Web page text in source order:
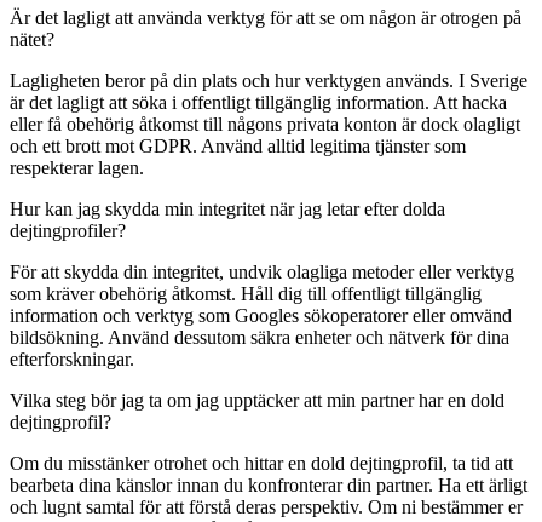
Är det lagligt att använda verktyg för att se om någon är otrogen på
nätet?
Lagligheten beror på din plats och hur verktygen används. I Sverige
är det lagligt att söka i offentligt tillgänglig information. Att hacka
eller få obehörig åtkomst till någons privata konton är dock olagligt
och ett brott mot GDPR. Använd alltid legitima tjänster som
respekterar lagen.
Hur kan jag skydda min integritet när jag letar efter dolda
dejtingprofiler?
För att skydda din integritet, undvik olagliga metoder eller verktyg
som kräver obehörig åtkomst. Håll dig till offentligt tillgänglig
information och verktyg som Googles sökoperatorer eller omvänd
bildsökning. Använd dessutom säkra enheter och nätverk för dina
efterforskningar.
Vilka steg bör jag ta om jag upptäcker att min partner har en dold
dejtingprofil?
Om du misstänker otrohet och hittar en dold dejtingprofil, ta tid att
bearbeta dina känslor innan du konfronterar din partner. Ha ett ärligt
och lugnt samtal för att förstå deras perspektiv. Om ni bestämmer er